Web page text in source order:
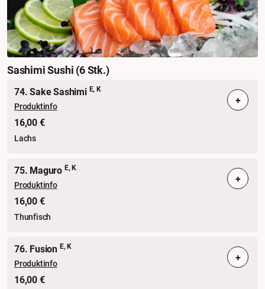
Sashimi Sushi (6 Stk.)
74. Sake Sashimi E, K
Produktinfo
16,00 €
Lachs
+
75. Maguro E, K
Produktinfo
16,00 €
Thunfisch
+
76. Fusion E, K
Produktinfo
16,00 €
+